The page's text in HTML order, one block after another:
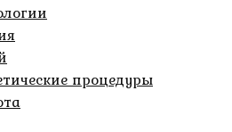
процедуры